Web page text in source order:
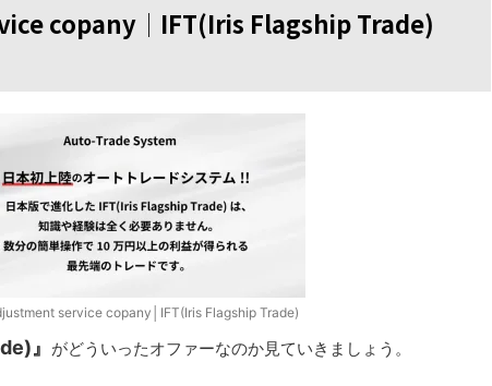
copany│IFT(Iris Flagship Trade)
service copany│IFT(Iris Flagship Trade)
』 がどういったオファーなのか見ていきましょう。